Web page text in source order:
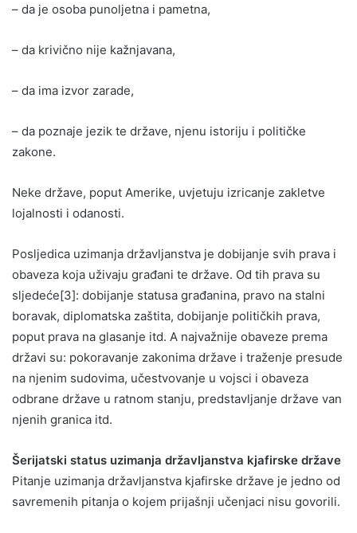
– da je osoba punoljetna i pametna,
– da krivično nije kažnjavana,
– da ima izvor zarade,
– da poznaje jezik te države, njenu istoriju i političke
zakone.
Neke države, poput Amerike, uvjetuju izricanje zakletve
lojalnosti i odanosti.
Posljedica uzimanja državljanstva je dobijanje svih prava i
obaveza koja uživaju građani te države. Od tih prava su
sljedeće[3]: dobijanje statusa građanina, pravo na stalni
boravak, diplomatska zaštita, dobijanje političkih prava,
poput prava na glasanje itd. A najvažnije obaveze prema
državi su: pokoravanje zakonima države i traženje presude
na njenim sudovima, učestvovanje u vojsci i obaveza
odbrane države u ratnom stanju, predstavljanje države van
njenih granica itd.
Šerijatski status uzimanja državljanstva kjafirske države
Pitanje uzimanja državljanstva kjafirske države je jedno od
savremenih pitanja o kojem prijašnji učenjaci nisu govorili.